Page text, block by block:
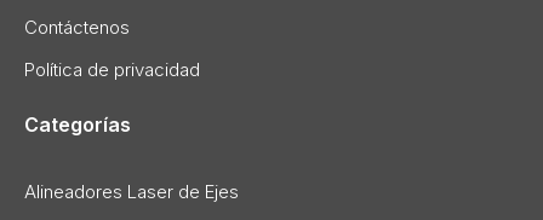
Contáctenos
Política de privacidad
Categorías
Alineadores Laser de Ejes